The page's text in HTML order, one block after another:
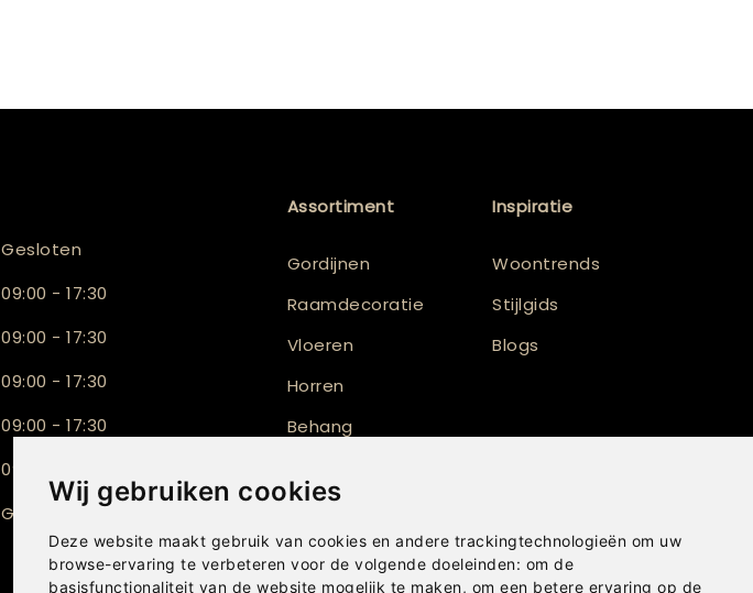
Wij gebruiken cookies
Deze website maakt gebruik van cookies en andere trackingtechnologieën om uw
browse-ervaring te verbeteren voor de volgende doeleinden: om de
basisfunctionaliteit van de website mogelijk te maken, om een betere ervaring op de
Gesloten
09:00 - 17:30
09:00 - 17:30
09:00 - 17:30
09:00 - 17:30
09:30 - 17:00
Gesloten
Assortiment
Gordijnen
Raamdecoratie
Vloeren
Horren
Behang
Shutters
Inspiratie
Woontrends
Stijlgids
Blogs